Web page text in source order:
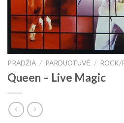
PRADŽIA / PARDUOTUVĖ / ROCK/
Queen ‎– Live Magic